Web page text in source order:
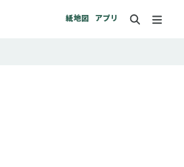
紙地図 アプリ